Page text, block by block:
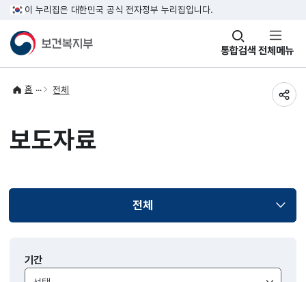
이 누리집은 대한민국 공식 전자정부 누리집입니다.
통합검색
창
열기 전체메뉴
홈 전체
보도자료
전체선택됨
보도자료
검색
기간